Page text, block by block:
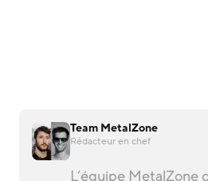
Team MetalZone
Rédacteur en chef
L’équipe MetalZone